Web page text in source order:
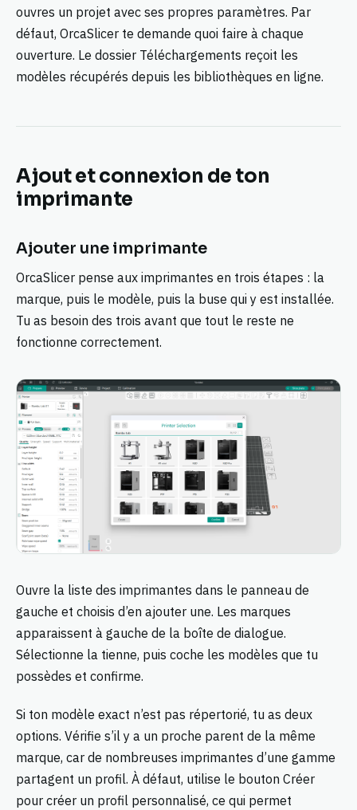
ouvres un projet avec ses propres paramètres. Par
défaut, OrcaSlicer te demande quoi faire à chaque
ouverture. Le dossier Téléchargements reçoit les
modèles récupérés depuis les bibliothèques en ligne.
Ajout et connexion de ton
imprimante
Ajouter une imprimante
OrcaSlicer pense aux imprimantes en trois étapes : la
marque, puis le modèle, puis la buse qui y est installée.
Tu as besoin des trois avant que tout le reste ne
fonctionne correctement.
Ouvre la liste des imprimantes dans le panneau de
gauche et choisis d’en ajouter une. Les marques
apparaissent à gauche de la boîte de dialogue.
Sélectionne la tienne, puis coche les modèles que tu
possèdes et confirme.
Si ton modèle exact n’est pas répertorié, tu as deux
options. Vérifie s’il y a un proche parent de la même
marque, car de nombreuses imprimantes d’une gamme
partagent un profil. À défaut, utilise le bouton Créer
pour créer un profil personnalisé, ce qui permet